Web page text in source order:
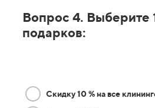
Вопрос 4. Выберите
подарков:
Скидку 10 % на все